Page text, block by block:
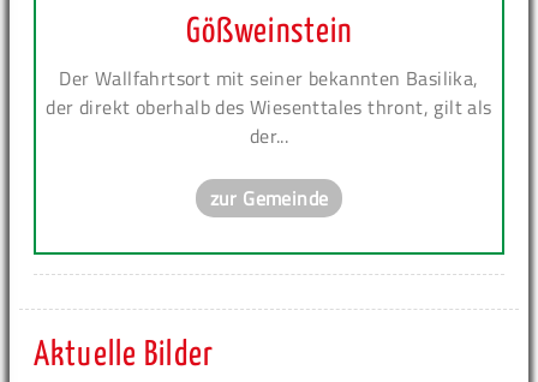
Gößweinstein
Der Wallfahrtsort mit seiner bekannten Basilika,
der direkt oberhalb des Wiesenttales thront, gilt als
der...
zur Gemeinde
Aktuelle Bilder